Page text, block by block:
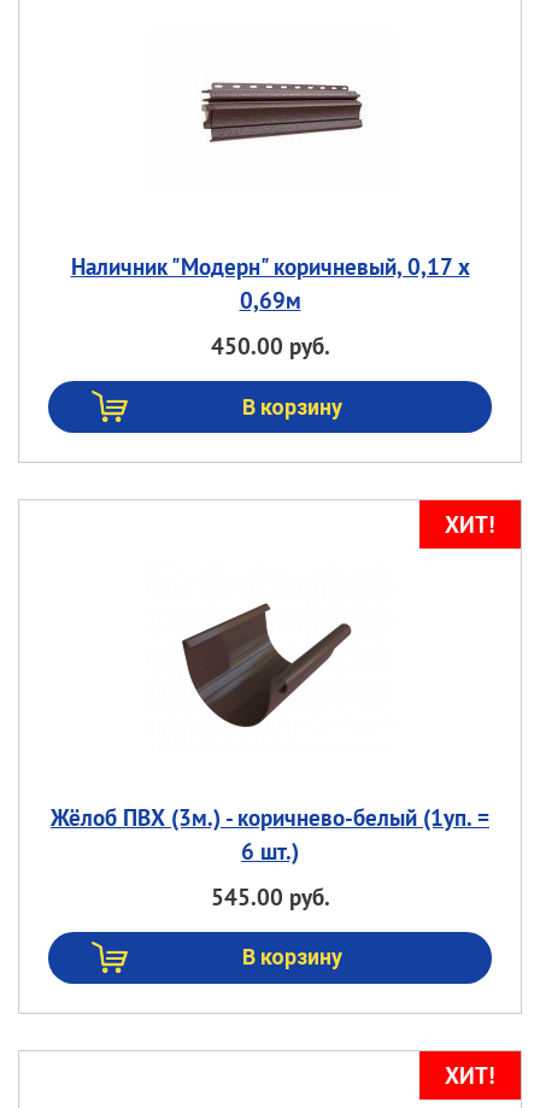
Наличник "Модерн" коричневый, 0,17 х
0,69м
450.00 руб.
Жёлоб ПВХ (3м.) - коричнево-белый (1уп. =
6 шт.)
545.00 руб.